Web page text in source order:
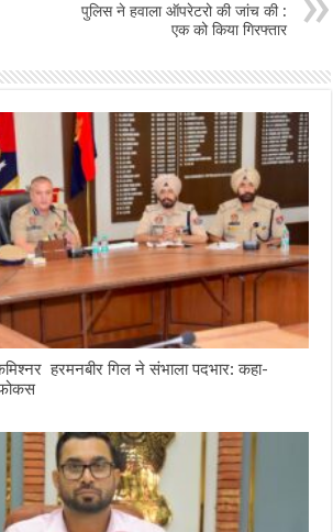
पुलिस ने हवाला ऑपरेटरो की जांच की :
एक को किया गिरफ्तार
हरमनबीर गिल ने संभाला पदभार: कहा-